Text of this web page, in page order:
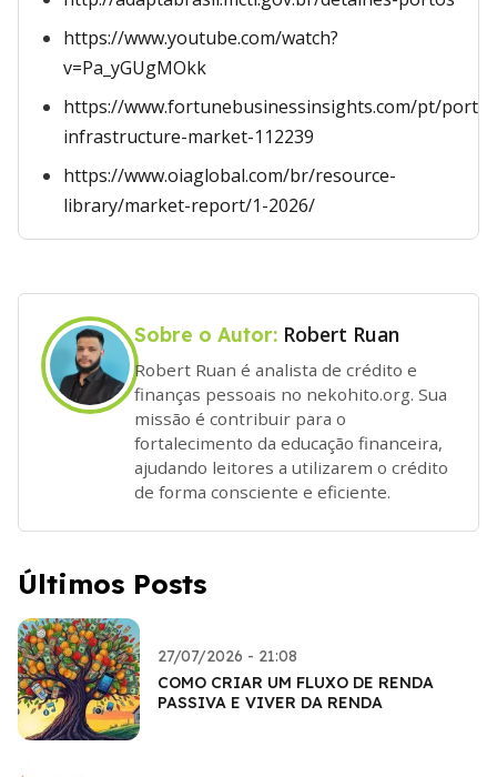
https://www.youtube.com/watch?
v=Pa_yGUgMOkk
https://www.fortunebusinessinsights.com/pt/port-
infrastructure-market-112239
https://www.oiaglobal.com/br/resource-
library/market-report/1-2026/
Sobre o Autor: Robert Ruan
Robert Ruan é analista de crédito e
finanças pessoais no nekohito.org. Sua
missão é contribuir para o
fortalecimento da educação financeira,
ajudando leitores a utilizarem o crédito
de forma consciente e eficiente.
Últimos Posts
27/07/2026 - 21:08
COMO CRIAR UM FLUXO DE RENDA
PASSIVA E VIVER DA RENDA